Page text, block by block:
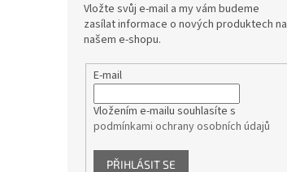
Vložte svůj e-mail a my vám budeme
zasílat informace o nových produktech na
našem e-shopu.
E-mail
Vložením e-mailu souhlasíte s
podmínkami ochrany osobních údajů
PŘIHLÁSIT SE